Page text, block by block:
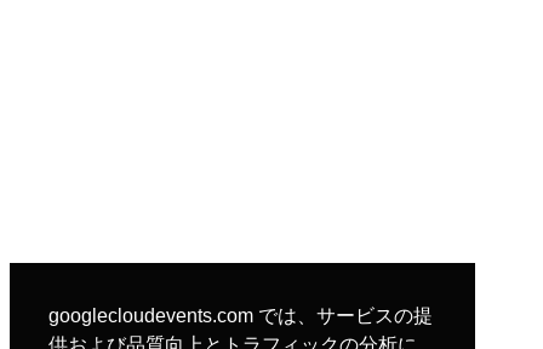
googlecloudevents.com では、サービスの提
供および品質向上とトラフィックの分析に